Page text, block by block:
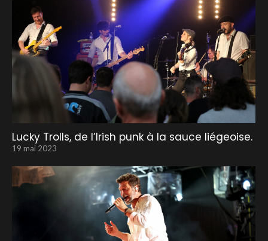
Lucky Trolls, de l’Irish punk à la sauce liégeoise.
19 mai 2023